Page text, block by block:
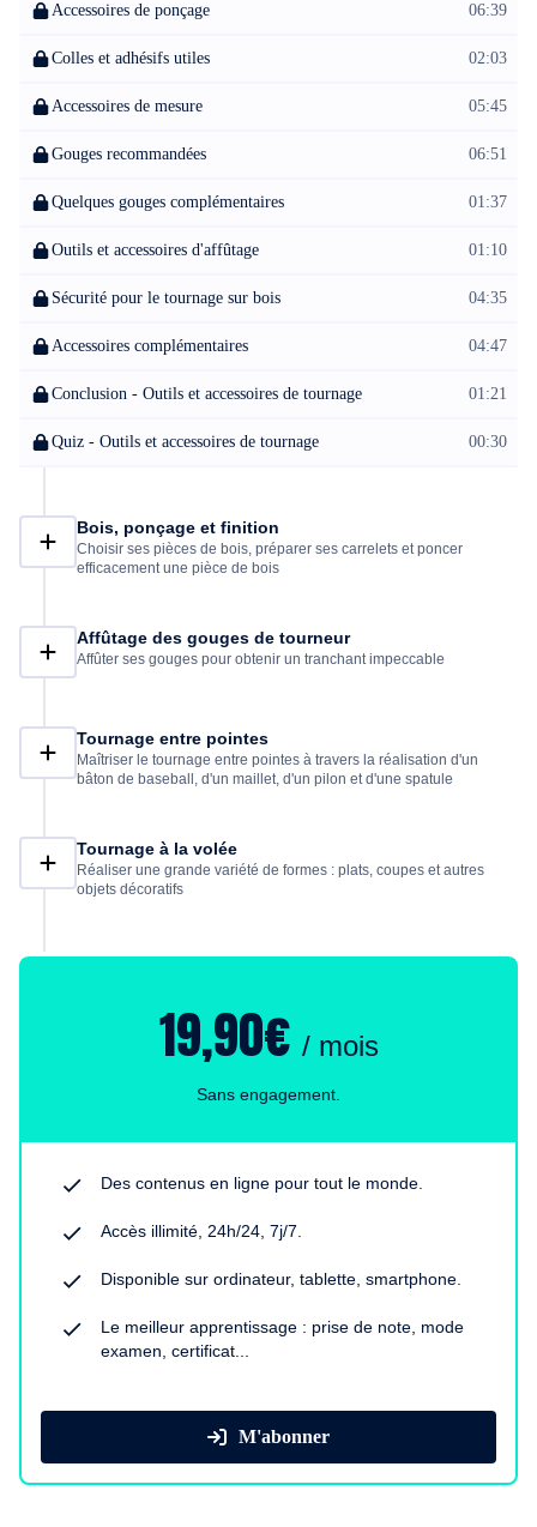
Accessoires de ponçage 06:39
Colles et adhésifs utiles 02:03
Accessoires de mesure 05:45
Gouges recommandées 06:51
Quelques gouges complémentaires 01:37
Outils et accessoires d'affûtage 01:10
Sécurité pour le tournage sur bois 04:35
Accessoires complémentaires 04:47
Conclusion - Outils et accessoires de tournage 01:21
Quiz - Outils et accessoires de tournage 00:30
Bois, ponçage et finition
Choisir ses pièces de bois, préparer ses carrelets et poncer
efficacement une pièce de bois
Affûtage des gouges de tourneur
Affûter ses gouges pour obtenir un tranchant impeccable
Tournage entre pointes
Maîtriser le tournage entre pointes à travers la réalisation d'un
bâton de baseball, d'un maillet, d'un pilon et d'une spatule
Tournage à la volée
Réaliser une grande variété de formes : plats, coupes et autres
objets décoratifs
19,90€ / mois
Sans engagement.
Des contenus en ligne pour tout le monde.
Accès illimité, 24h/24, 7j/7.
Disponible sur ordinateur, tablette, smartphone.
Le meilleur apprentissage : prise de note, mode
examen, certificat...
M'abonner